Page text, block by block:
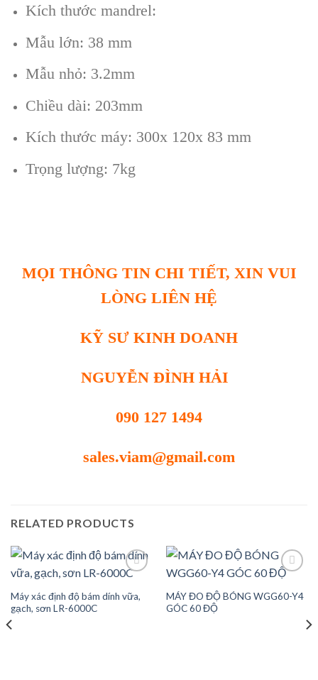
Kích thước mandrel:
Mẫu lớn: 38 mm
Mẫu nhỏ: 3.2mm
Chiều dài: 203mm
Kích thước máy: 300x 120x 83 mm
Trọng lượng: 7kg
MỌI THÔNG TIN CHI TIẾT, XIN VUI
LÒNG LIÊN HỆ
KỸ SƯ KINH DOANH
NGUYỄN ĐÌNH HẢI
090 127 1494
sales.viam@gmail.com
RELATED PRODUCTS
Máy xác định độ bám dính vữa,
gạch, sơn LR-6000C
MÁY ĐO ĐỘ BÓNG WGG60-Y4
GÓC 60 ĐỘ